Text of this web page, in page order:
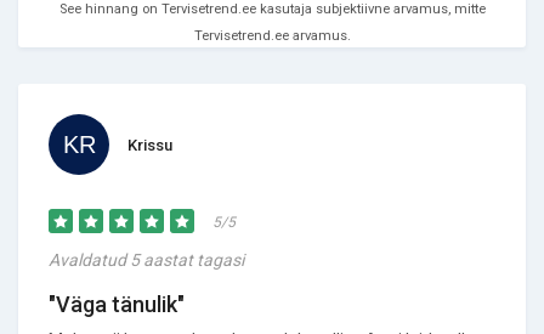
See hinnang on Tervisetrend.ee kasutaja subjektiivne arvamus, mitte
Tervisetrend.ee arvamus.
Krissu
5/5
Avaldatud 5 aastat tagasi
"Väga tänulik"